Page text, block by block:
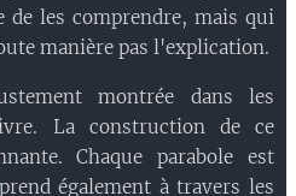
de les comprendre, mais qui
manière pas l'explication.
montrée dans les
La construction de ce
Chaque parabole est
également à travers les